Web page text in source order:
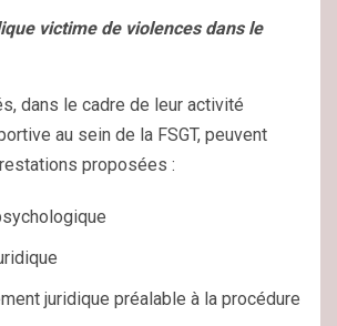
victime de violences dans le
dans le cadre de leur activité
au sein de la FSGT, peuvent
proposées :
juridique préalable à la procédure